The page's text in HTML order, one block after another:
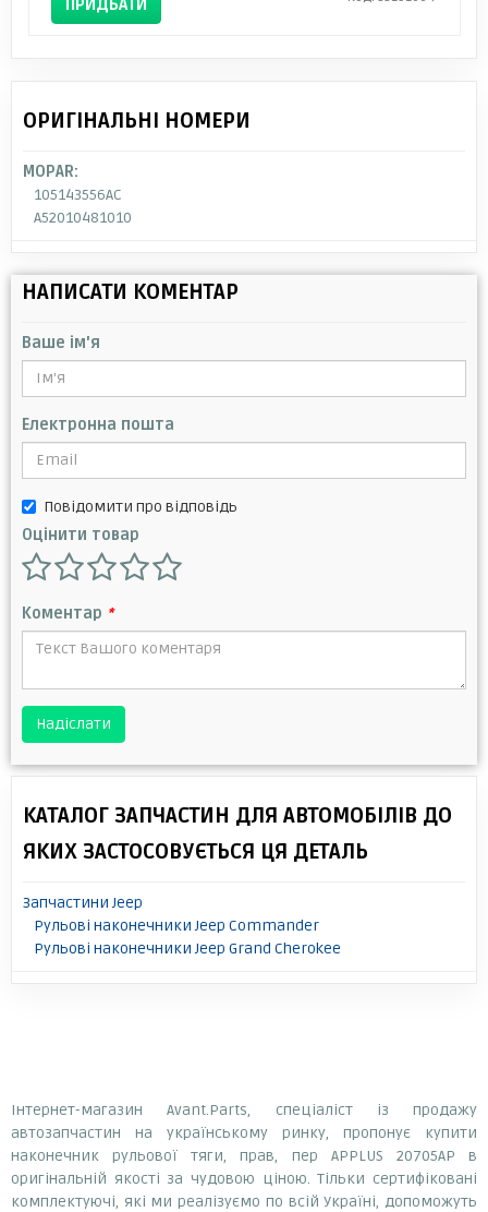
ОРИГІНАЛЬНІ НОМЕРИ
MOPAR:
105143556AC
A52010481010
НАПИСАТИ КОМЕНТАР
Ваше ім'я
Електронна пошта
Повідомити про відповідь
Оцінити товар
Коментар *
Надіслати
КАТАЛОГ ЗАПЧАСТИН ДЛЯ АВТОМОБІЛІВ ДО
ЯКИХ ЗАСТОСОВУЄТЬСЯ ЦЯ ДЕТАЛЬ
Запчастини Jeep
Рульові наконечники Jeep Commander
Рульові наконечники Jeep Grand Cherokee
Інтернет-магазин Avant.Parts, спеціаліст із продажу
автозапчастин на українському ринку, пропонує купити
наконечник рульової тяги, прав, пер APPLUS 20705AP в
оригінальній якості за чудовою ціною. Тільки сертифіковані
комплектуючі, які ми реалізуємо по всій Україні, допоможуть